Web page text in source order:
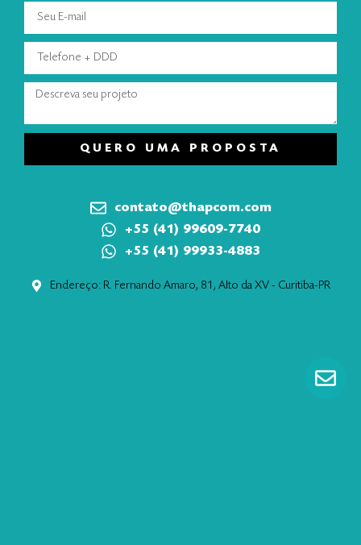
QUERO UMA PROPOSTA
contato@thapcom.com
+55 (41) 99609-7740
+55 (41) 99933-4883
Endereço: R. Fernando Amaro, 81, Alto da XV - Curitiba-PR